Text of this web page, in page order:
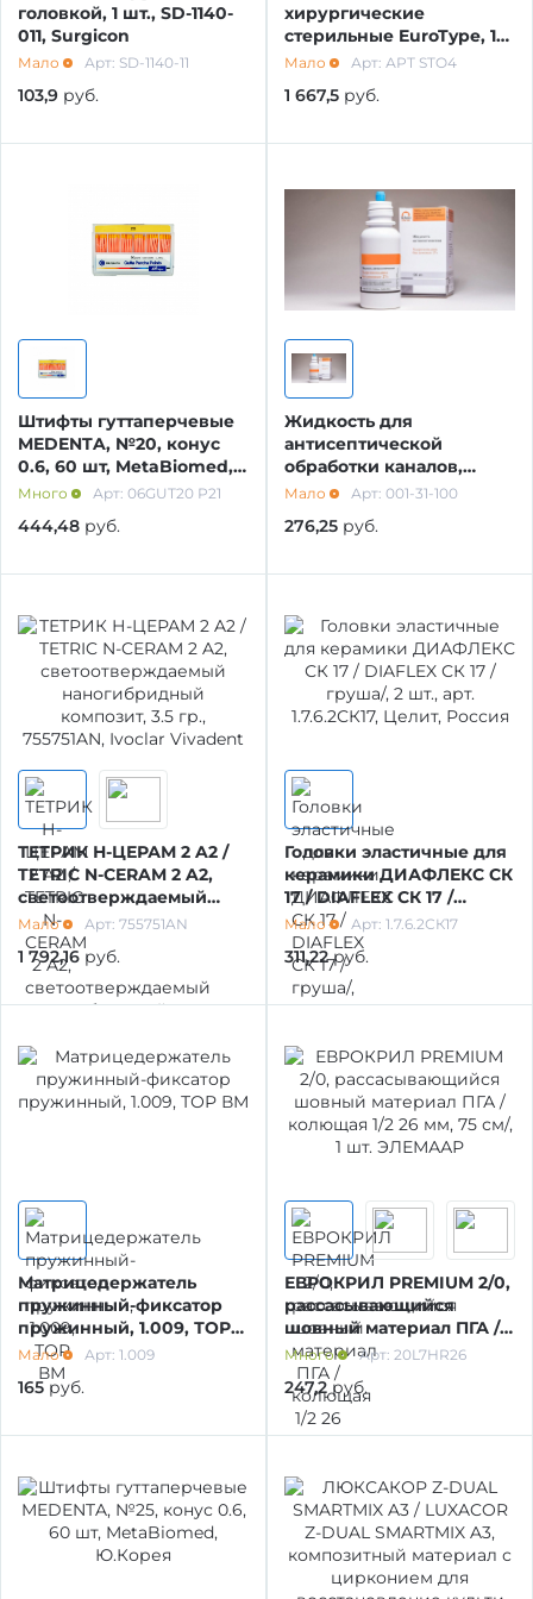
МАТЕРИАЛЫ ДЛЯ ОРТОПЕДИИ
АНТИСЕПТИКИ
ПОЛИРЫ ДЛЯ ПОЛИРОВАНИЯ,
ШЛИФОВАНИЯ РЕСТАВРАЦИЙ
МАТЕРИАЛЫ ДЛЯ ЭНДОДОНТИЧЕСКОГО
ЛЕЧЕНИЯ
РЕСТАВРАЦИЙ
МАТЕРИАЛЫ / ПРИНАДЛЕЖНОСТИ ДЛЯ
СНЯТИЯ СЛЕПКОВ
МАТЕРИАЛЫ И ПРИНАДЛЕЖНОСТИ ДЛЯ
ПЛОМБИРОВАНИЯ ЗУБОВ
МАТЕРИАЛЫ ДЛЯ ИЗОЛЯЦИИ РАБОЧЕГО
ПОЛЯ
МАТЕРИАЛ ДЛЯ ПЕРЕБАЗИРОВКИ
ПРОВОЛОКА, ГИЛЬЗЫ, ШИНЫ, КЛАММЕРА
УТИЛИЗАЦИЯ ОТХОДОВ
РЕНТГЕНОВСКИЕ МАТЕРИАЛЫ
АППЛИКАТОРЫ /без срока/
ОДНОРАЗОВАЯ ПРОДУКЦИЯ (срок)
МАТЕРИАЛ ДЛЯ ПРОФИЛАКТИКИ
ИМПЛАНТОЛОГИЯ
ОБОРУДОВАНИЕ И ЗАПАСНЫЕ ЧАСТИ
ИНСТРУМЕНТЫ
АРТИКУЛЛЯТОРЫ, ОККЛЮДАТОРЫ
ПЕСКОСТРУЙНОЕ ОБОРУДОВАНИЕ
ОБОРУДОВАНИЕ ЗУБОТЕХНИЧЕСКОЕ
головкой, 1 шт., SD-1140-
011, Surgicon
Мало Арт: SD-1140-11
103,9 руб.
хирургические
стерильные EuroType, 1
уп. /25 шт./,
Мало Арт: АРТ STO4
1 667,5 руб.
Штифты гуттаперчевые
MEDENTA, №20, конус
0.6, 60 шт, MetaBiomed,
Ю.Корея
Много Арт: 06GUT20 Р21
444,48 руб.
Жидкость для
антисептической
обработки каналов,
хлоргексидина
арт. 001-31-100,
Мало Арт: 001-31-100
276,25 руб.
ТЕТРИК Н-ЦЕРАМ 2 A2 /
TETRIC N-CERAM 2 A2,
светоотверждаемый
наногибридный
композит, 3.5 гр.,
755751AN, Ivoclar
Vivadent
Мало Арт: 755751AN
1 792,16 руб.
Головки эластичные для
керамики ДИАФЛЕКС СК
17 / DIAFLEX СК 17 /
груша/, 2 шт., арт.
1.7.6.2СК17, Целит, Россия
Мало Арт: 1.7.6.2СК17
311,22руб.
Матрицедержатель
пружинный-фиксатор
пружинный, 1.009, ТОР
ВМ
Мало Арт: 1.009
165 руб.
ЕВРОКРИЛ PREMIUM 2/0,
рассасывающийся
шовный материал ПГА /
колющая 1/2 26 мм, 75
см/, 1 шт. ЭЛЕМААР
Много Арт: 20L7HR26
247,2 руб.